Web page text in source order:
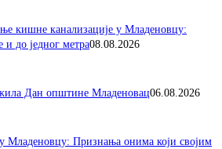
кишне канализације у Младеновцу:
и до једног метра08.08.2026
Дан општине Младеновац06.08.2026
Младеновцу: Признања онима који својим